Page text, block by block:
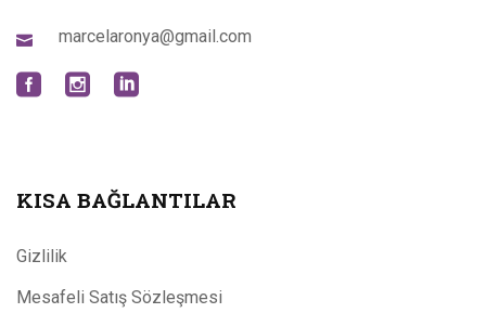
marcelaronya@gmail.com
KISA BAĞLANTILAR
Gizlilik
Mesafeli Satış Sözleşmesi